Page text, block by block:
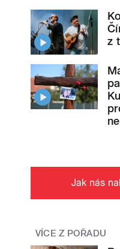
z
Jak nás
VÍCE Z POŘADU